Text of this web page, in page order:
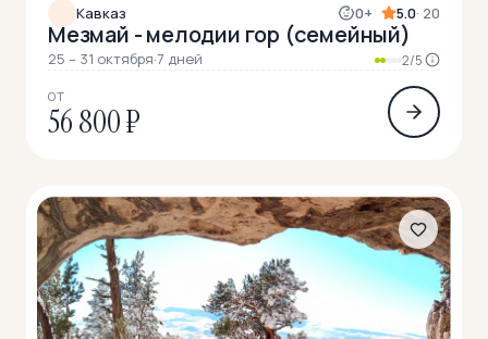
Кавказ 0+ 5.0· 20
Мезмай - мелодии гор (семейный)
25 – 31 октября·7 дней 2/5
ОТ
56 800 ₽